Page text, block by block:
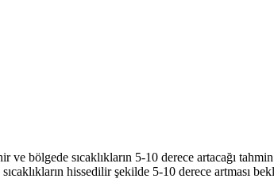
bölgede sıcaklıkların 5-10 derece artacağı
hissedilir şekilde 5-10 derece artması